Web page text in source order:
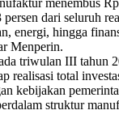
menembus
dari seluruh
energi, hingga
Menperin.
triwulan III tahun
realisasi total
kebijakan
struktur